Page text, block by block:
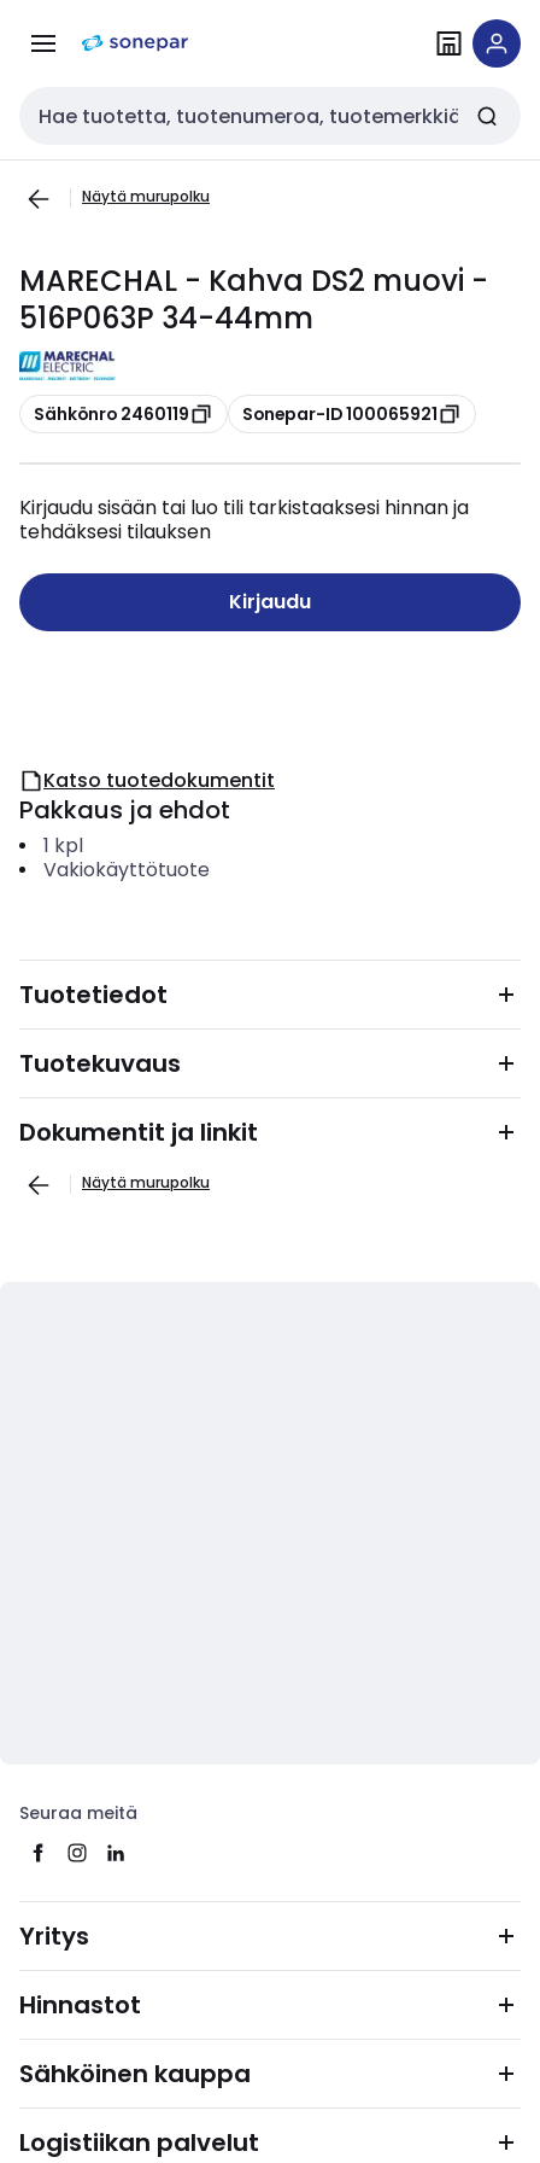
navigointiinsisältöön
Haku
Näytä murupolku
MARECHAL - Kahva DS2 muovi -
516P063P 34-44mm
Kopioi
Sähkönro 2460119 Kopioi
Sonepar-ID 100065921
Kirjaudu sisään tai luo tili tarkistaaksesi hinnan ja
tehdäksesi tilauksen
Kirjaudu
Katso tuotedokumentit
Pakkaus ja ehdot
1 kpl
Vakiokäyttötuote
Tuotetiedot
Tuotekuvaus
Dokumentit ja linkit
Näytä murupolku
Seuraa meitä
Yritys
Hinnastot
Sähköinen kauppa
Logistiikan palvelut